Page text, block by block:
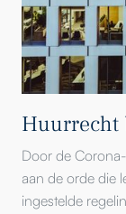
Huurrecht
Door de
aan de orde die
ingestelde